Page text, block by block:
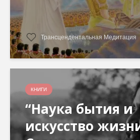
Трансцендентальная Медитация
КНИГИ
“Наука бытия и
искусство